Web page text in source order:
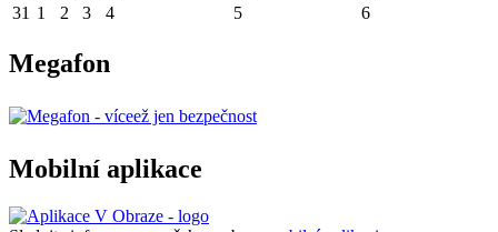
31 1 2 3 4 5 6
Megafon
Mobilní aplikace